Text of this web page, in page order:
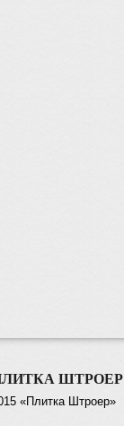
ШТРОЕР
«Плитка Штроер»